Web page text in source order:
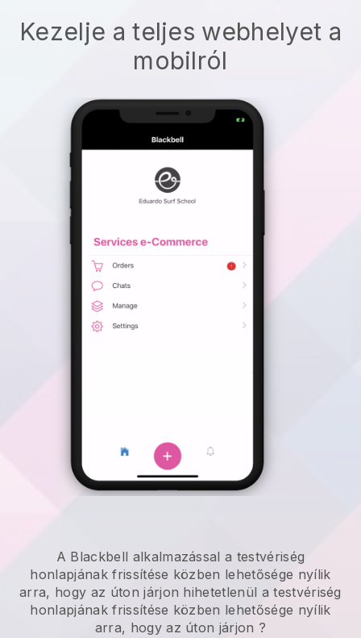
Kezelje a teljes webhelyet a
mobilról
A Blackbell alkalmazássala testvériség
honlapjának frissítése közben lehetősége nyílik
arra, hogy az úton járjon hihetetlenül a testvériség
honlapjának frissítése közben lehetősége nyílik
arra, hogy az úton járjon ?